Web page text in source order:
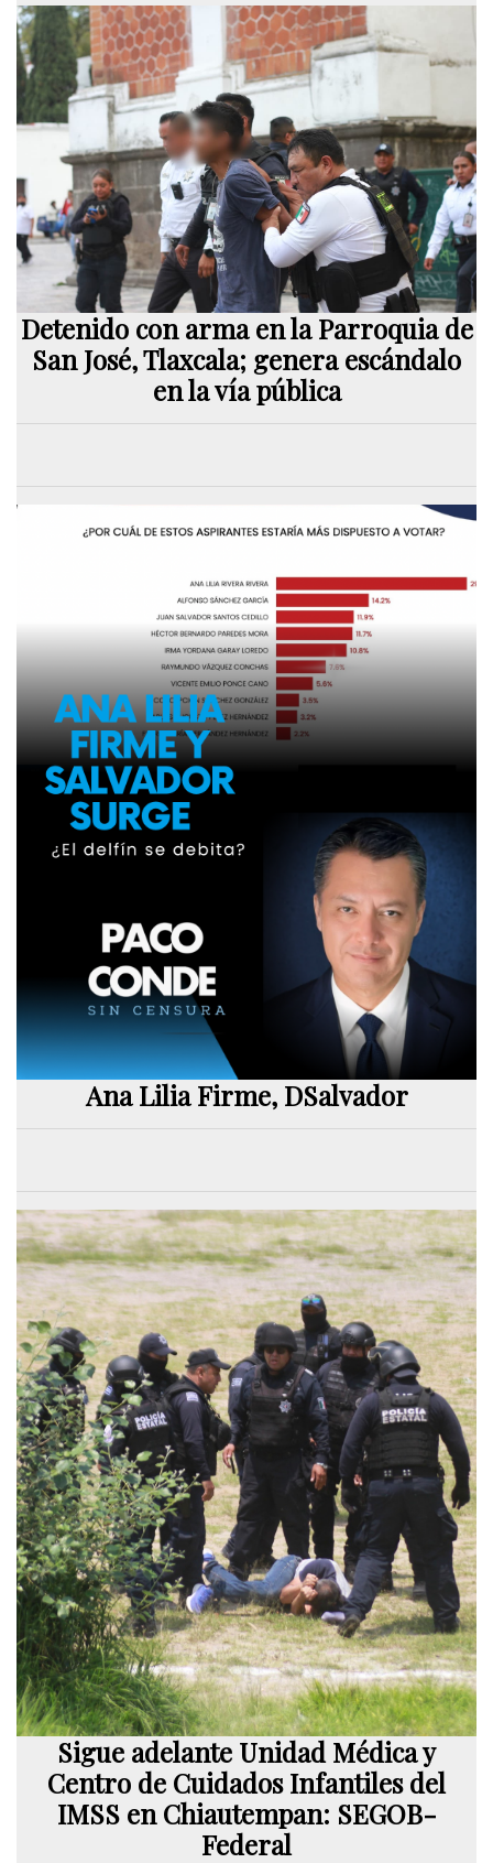
Detenido con arma en la Parroquia de
San José, Tlaxcala; genera escándalo
en la vía pública
Ana Lilia Firme, DSalvador
Sigue adelante Unidad Médica y
Centro de Cuidados Infantiles del
IMSS en Chiautempan: SEGOB-
Federal